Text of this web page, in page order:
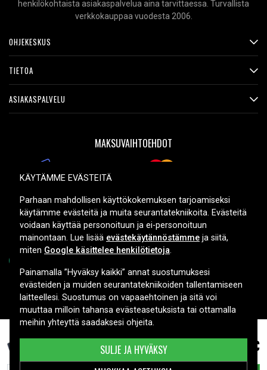
Sony HDR-CX110/L, 6.8V (7.2V), 3150 mAh 51,99 €
henkilökohtaista asiakaspalvelua aina tarvittaessa. Turvallista
verkkokauppaa vuodesta 2006.
OHJEKESKUS
TIETOA
ASIAKASPALVELU
MAKSUVAIHTOEHDOT
TOIMITUSVAIHTOEHDOT
Copyright © 2026, Spares Nordic AB
KÄYTÄMME EVÄSTEITÄ
Parhaan mahdollisen käyttökokemuksen tarjoamiseksi
käytämme evästeitä ja muita seurantatekniikoita. Evästeitä
voidaan käyttää personoituun ja ei-personoituun
mainontaan. Lue lisää evästekäytännöstämme ja siitä,
miten Google käsittelee henkilötietoja.
Painamalla ”Hyväksy kaikki” annat suostumuksesi
evästeiden ja muiden seurantatekniikoiden tallentamiseen
laitteellesi. Suostumus on vapaaehtoinen ja sitä voi
muuttaa milloin tahansa evästeasetuksista tai ottamalla
meihin yhteyttä saadaksesi ohjeita.
SULJE JA HYVÄKSY